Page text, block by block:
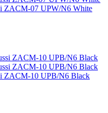
ZACM-07 UPW/N6 White
ZACM-10 UPB/N6 Black